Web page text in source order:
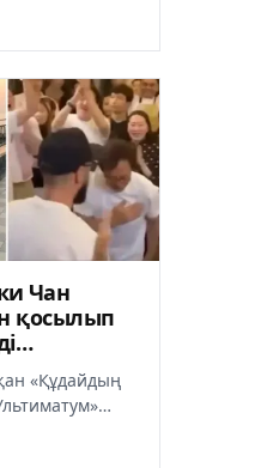
өтті.
Чан
қосылып
«Құдайдың
кейінгі...